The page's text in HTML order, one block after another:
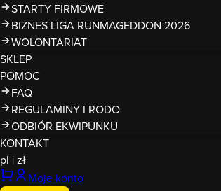
STARTY FIRMOWE
BIZNES LIGA RUNMAGEDDON 2026
WOLONTARIAT
SKLEP
POMOC
FAQ
REGULAMINY I RODO
ODBIÓR EKWIPUNKU
KONTAKT
pl |zł
Moje konto